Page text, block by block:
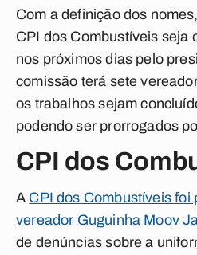
Com a definição dos
CPI dos Combustíveis seja
nos próximos dias pelo
comissão terá sete
os trabalhos sejam
podendo ser prorrogados
CPI dos
A CPI dos Combustíveis foi
vereador Guguinha Moov
de denúncias sobre a